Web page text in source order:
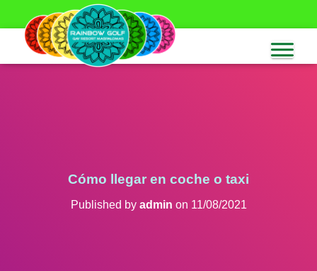
Cómo llegar en coche o taxi
Published by admin on 11/08/2021